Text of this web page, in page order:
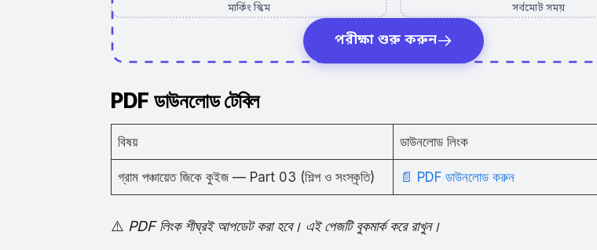
মার্কিং স্কিম সর্বমোট সময়
পরীক্ষা শুরু করুন
PDF ডাউনলোড টেবিল
বিষয় ডাউনলোড লিংক
গ্রাম পঞ্চায়েত জিকে কুইজ — Part 03 (শিল্প ও সংস্কৃতি) 📄 PDF ডাউনলোড করুন
⚠️ PDF লিংক শীঘ্রই আপডেট করা হবে। এই পেজটি বুকমার্ক করে রাখুন।